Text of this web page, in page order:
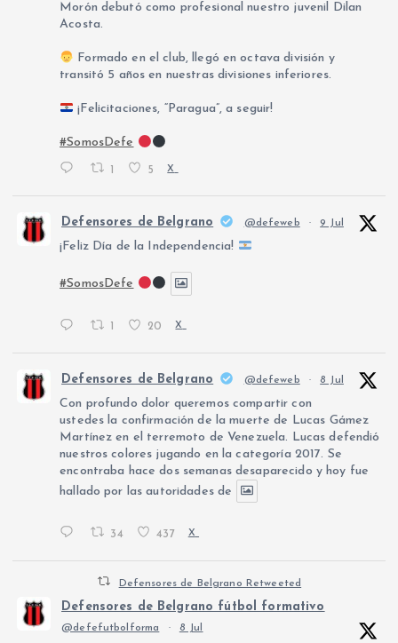
Morón debutó como profesional nuestro juvenil Dilan
Acosta.
Formado en el club, llegó en octava división y
transitó 5 años en nuestras divisiones inferiores.
¡Felicitaciones, “Paragua”, a seguir!
#SomosDefe
1 5 X
Defensores de Belgrano @defeweb · 9 Jul
¡Feliz Día de la Independencia!
#SomosDefe
1 20 X
Defensores de Belgrano @defeweb · 8 Jul
Con profundo dolor queremos compartir con
ustedes la confirmación de la muerte de Lucas Gámez
Martínez en el terremoto de Venezuela. Lucas defendió
nuestros colores jugando en la categoría 2017. Se
encontraba hace dos semanas desaparecido y hoy fue
hallado por las autoridades de
34 437 X
Defensores de Belgrano Retweeted
Defensores de Belgrano fútbol formativo
@defefutbolforma · 8 Jul